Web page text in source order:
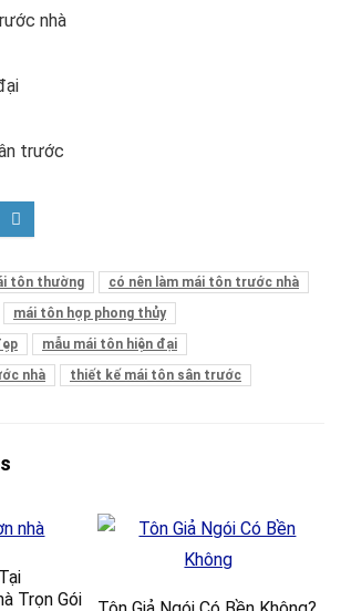
nhà
trước
tôn thường
có nên làm mái tôn trước nhà
mái tôn hợp phong thủy
mẫu mái tôn hiện đại
nhà
thiết kế mái tôn sân trước
Trọn Gói